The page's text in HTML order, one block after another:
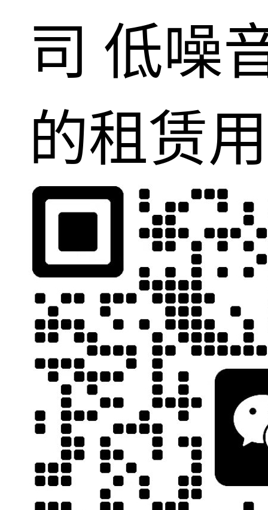
司 低噪
的租赁